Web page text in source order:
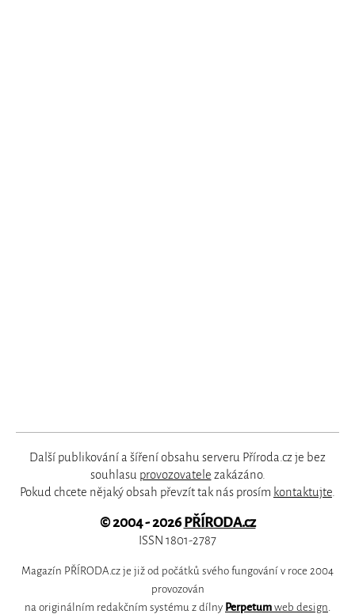
Další publikování a šíření obsahu serveru Příroda.cz je bez
souhlasu provozovatele zakázáno.
Pokud chcete nějaký obsah převzít tak nás prosím kontaktujte
© 2004 - 2026PŘÍRODA.cz
ISSN 1801-2787
Magazín PŘÍRODA.cz je již od počátků svého fungování v roce 2004
provozován
na originálním redakčním systému z dílny Perpetum web design.